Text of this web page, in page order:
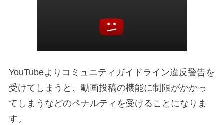
YouTubeよりコミュニティガイドライン違反警告を
受けてしまうと、動画投稿の機能に制限がかかっ
てしまうなどのペナルティを受けることになりま
す。